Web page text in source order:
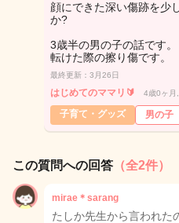
顔にできた深い傷跡を少
か?
3歳半の男の子の話です。
転けた際の擦り傷です。
最終更新：3月26日
はじめてのママリ🔰 4歳0ヶ月
子育て・グッズ 男の子
この質問への回答 （全2件）
mirae＊sarang
たしか先生から言われた